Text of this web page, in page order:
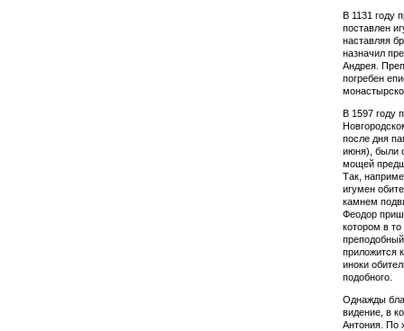
В 1131 году
поставлен
наставляя
назначил
Андрея.
погребен
В 1597 году
после дня
июня), были
мощей
Так,
игумен
камнем
Феодор
котором в
преподобный
приложится
иноки
подобного.
Однажды
видение, в
Антония. По